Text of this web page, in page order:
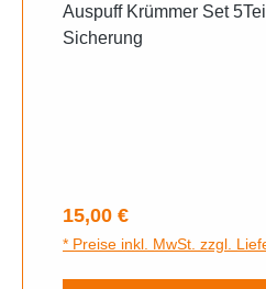
Auspuff Krümmer Set
Sicherung
Regulärer Preis:
15,00 €
* Preise inkl. MwSt. zzgl.